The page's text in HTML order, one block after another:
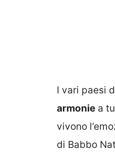
I vari paesi
armonie a
vivono
di Babbo